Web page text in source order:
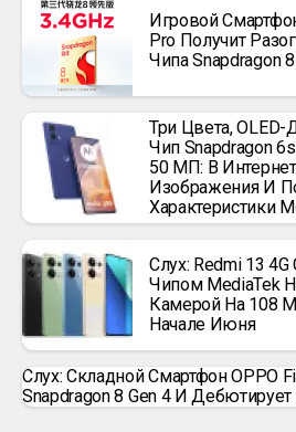
Игровой
Pro Получит
Чипа Snapdragon 8
Три Цвета, OLED-
Чип Snapdragon
50 МП: В
Изображения И
Характеристики
Слух: Redmi 13
Чипом MediaTek
Камерой На 108
Начале Июня
Слух: Складной Смартфон OPPO
Snapdragon 8 Gen 4 И